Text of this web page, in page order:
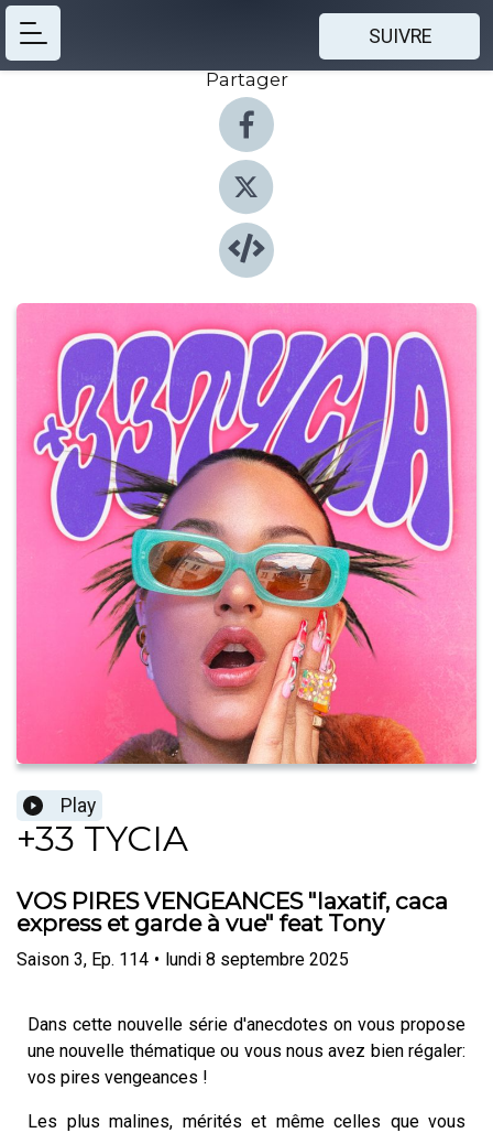
SUIVRE
Partager
Play
+33 TYCIA
VOS PIRES VENGEANCES "laxatif, caca
express et garde à vue" feat Tony
Saison 3, Ep. 114 • lundi 8 septembre 2025
Dans cette nouvelle série d'anecdotes on vous propose
une nouvelle thématique ou vous nous avez bien régaler:
vos pires vengeances !
Les plus malines, mérités et même celles que vous